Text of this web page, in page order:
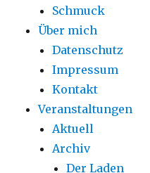
Schmuck
Über mich
Datenschutz
Impressum
Kontakt
Veranstaltungen
Aktuell
Archiv
Der Laden